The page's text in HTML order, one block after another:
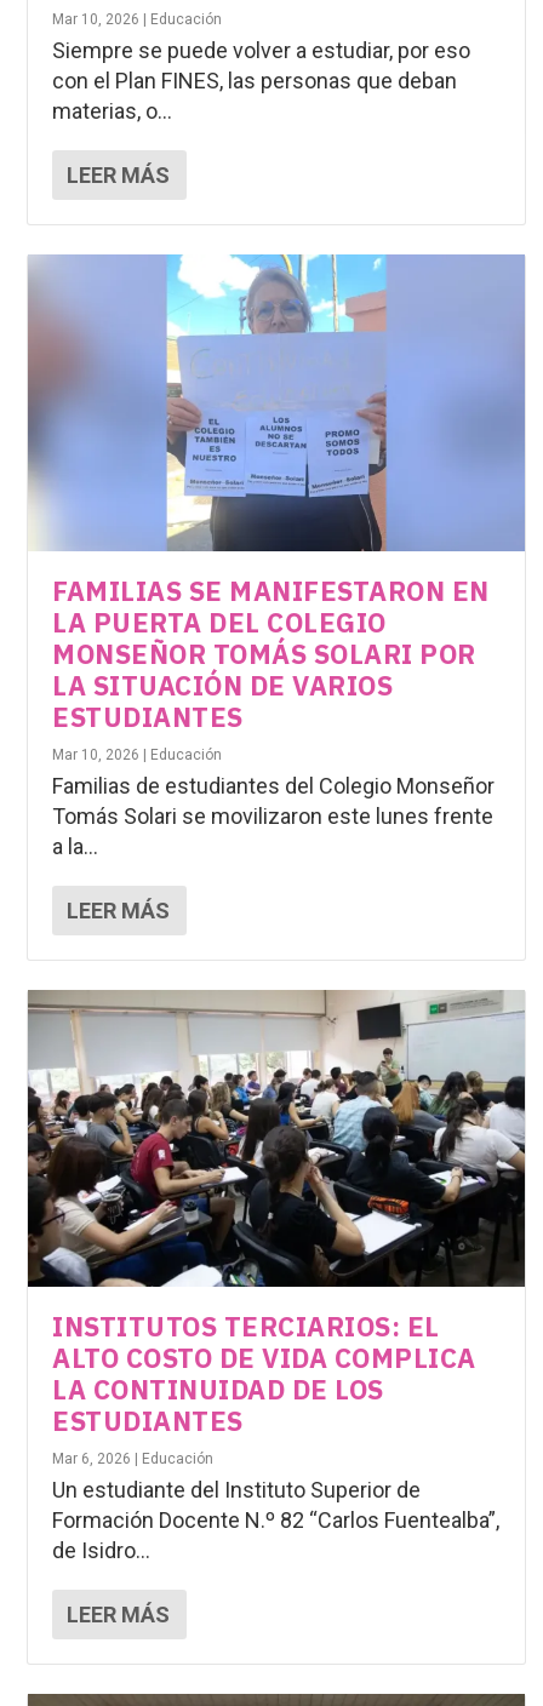
Mar 10, 2026 | Educación
Siempre se puede volver a estudiar, por eso
con el Plan FINES, las personas que deban
materias, o...
LEER MÁS
FAMILIAS SE MANIFESTARON EN
LA PUERTA DEL COLEGIO
MONSEÑOR TOMÁS SOLARI POR
LA SITUACIÓN DE VARIOS
ESTUDIANTES
Mar 10, 2026 | Educación
Familias de estudiantes del Colegio Monseñor
Tomás Solari se movilizaron este lunes frente
a la...
LEER MÁS
INSTITUTOS TERCIARIOS: EL
ALTO COSTO DE VIDA COMPLICA
LA CONTINUIDAD DE LOS
ESTUDIANTES
Mar 6, 2026 Educación
Un estudiante del Instituto Superior de
Formación Docente N.º 82 “Carlos Fuentealba”,
de Isidro...
LEER MÁS